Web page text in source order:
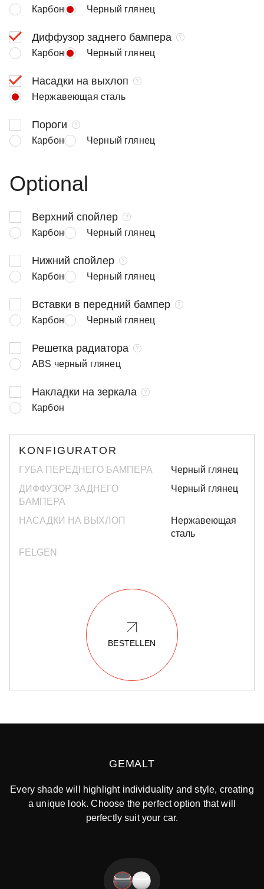
Карбон Черный глянец
Диффузор заднего бампера
Карбон Черный глянец
Насадки на выхлоп
Нержавеющая сталь
Пороги
Карбон Черный глянец
Optional
Верхний спойлер
Карбон Черный глянец
Нижний спойлер
Карбон Черный глянец
Вставки в передний бампер
Карбон Черный глянец
Решетка радиатора
ABS черный глянец
Накладки на зеркала
Карбон
KONFIGURATOR
ГУБА ПЕРЕДНЕГО БАМПЕРА
Черный глянец
ДИФФУЗОР ЗАДНЕГО
БАМПЕРА
Черный глянец
НАСАДКИ НА ВЫХЛОП
Нержавеющая
сталь
FELGEN
BESTELLEN
GEMALT
Every shade will highlight individuality and style, creating
a unique look. Choose the perfect option that will
perfectly suit your car.